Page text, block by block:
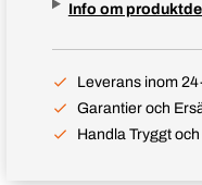
Info om
Leverans inom
Garantier och
Handla Tryggt